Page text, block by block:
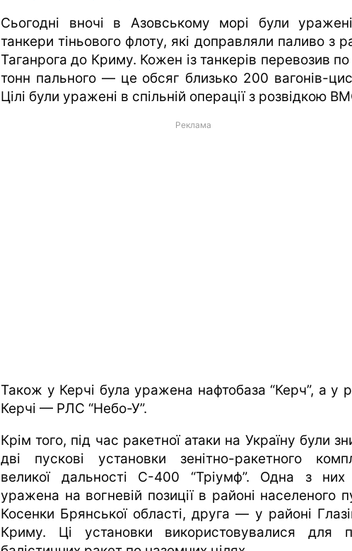
Сьогодні вночі в Азовському морі були
танкери тіньового флоту, які доправляли паливо з
Таганрога до Криму. Кожен із танкерів перевозив
тонн пального — це обсяг близько 200 вагонів-
Цілі були уражені в спільній операції з розвідкою
Реклама
Також у Керчі була уражена нафтобаза “Керч”, а у
Керчі — РЛС “Небо-У”.
Крім того, під час ракетної атаки на Україну були
дві пускові установки зенітно-ракетного
великої дальності С-400 “Тріумф”. Одна з них
уражена на вогневій позиції в районі населеного
Косенки Брянської області, друга — у районі
Криму. Ці установки використовувалися для